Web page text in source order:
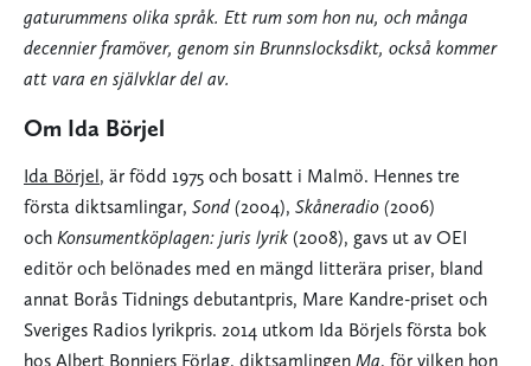
gaturummens olika språk. Ett rum som hon nu, och många
decennier framöver, genom sin Brunnslocksdikt, också kommer
att vara en självklar del av.
Om Ida Börjel
Ida Börjel, är född 1975 och bosatt i Malmö. Hennes tre
första diktsamlingar, Sond (2004), Skåneradio (2006)
och Konsumentköplagen: juris lyrik (2008), gavs ut av OEI
editör och belönades med en mängd litterära priser, bland
annat Borås Tidnings debutantpris, Mare Kandre-priset och
Sveriges Radios lyrikpris. 2014 utkom Ida Börjels första bok
hos Albert Bonniers Förlag, diktsamlingen Ma, för vilken hon